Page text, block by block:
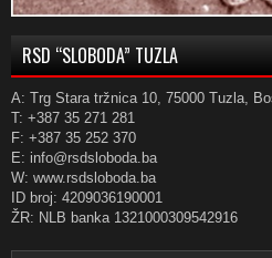
RSD “SLOBODA” TUZLA
A: Trg Stara tržnica 10, 75000 Tuzla,
T: +387 35 271 281
F: +387 35 252 370
E: info@rsdsloboda.ba
W: www.rsdsloboda.ba
ID broj: 4209036190001
ŽR: NLB banka 1321000309542916